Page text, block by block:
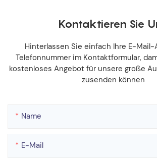
Kontaktieren Sie
Hinterlassen Sie einfach Ihre E-
Telefonnummer im Kontaktformular,
kostenloses Angebot für unsere große
zusenden können
Name
E-Mail